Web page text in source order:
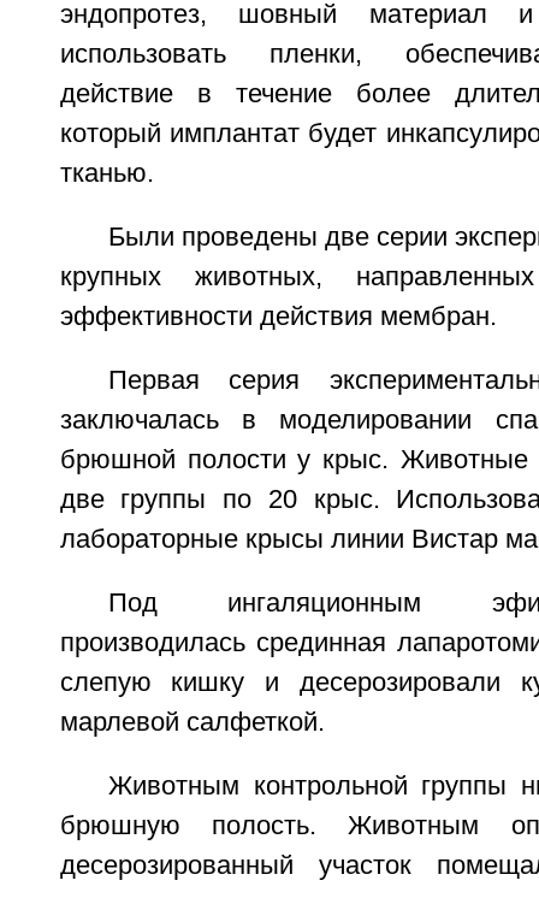
эндопротез, шовный материал
использовать пленки,
действие в течение более
который имплантат будет
тканью.
Были проведены две серии
крупных животных,
эффективности действия мембран.
Первая серия
заключалась в моделировании
брюшной полости у крыс.
две группы по 20 крыс.
лабораторные крысы линии Вистар
Под ингаляционным
производилась срединная
слепую кишку и десерозировали
марлевой салфеткой.
Животным контрольной группы
брюшную полость. Животным
десерозированный участок